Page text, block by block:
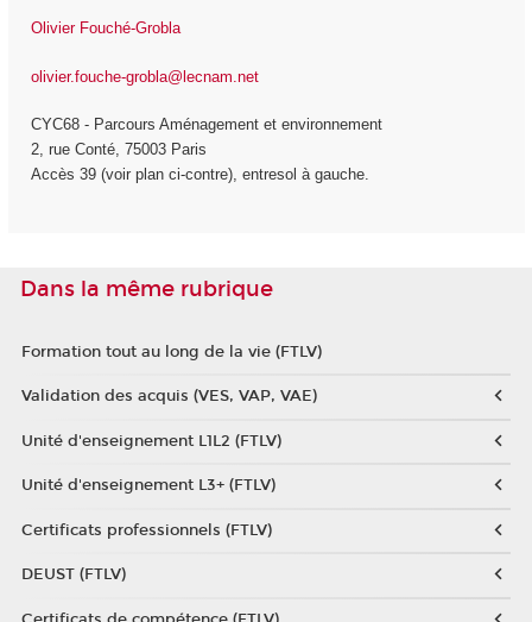
Olivier Fouché-Grobla
olivier.fouche-grobla@lecnam.net
CYC68 - Parcours Aménagement et environnement
2, rue Conté, 75003 Paris
Accès 39 (voir plan ci-contre), entresol à gauche.
Dans la même rubrique
Formation tout au long de la vie (FTLV)
Validation des acquis (VES, VAP, VAE)
Unité d'enseignement L1L2 (FTLV)
Unité d'enseignement L3+ (FTLV)
Certificats professionnels (FTLV)
DEUST (FTLV)